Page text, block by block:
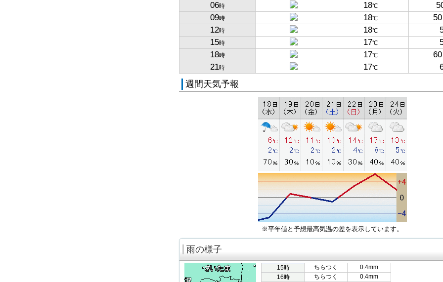
06時 18℃
09時 18℃ 50
12時 18℃
15時 17℃
18時 17℃ 60
21時 17℃
週間天気予報
※平年値と予想最高気温の差を表示しています。
雨の様子
15時 ちらつく
0.4mm
16時
ちらつく
0.4mm